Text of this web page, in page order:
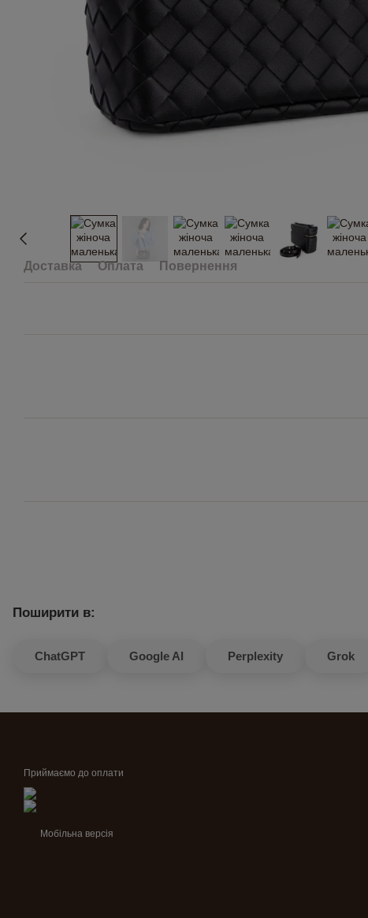
Доставка Оплата Повернення
Поширити в:
ChatGPT Google AI Perplexity Grok
Приймаємо до оплати
Мобільна версія